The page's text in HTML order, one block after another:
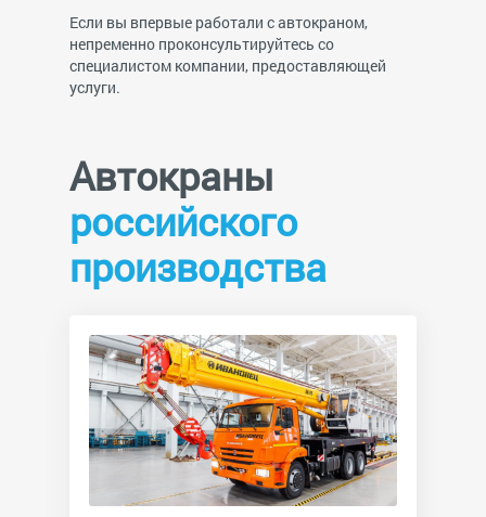
Если вы впервые работали с автокраном,
непременно проконсультируйтесь со
специалистом компании, предоставляющей
услуги.
Автокраны
российского
производства